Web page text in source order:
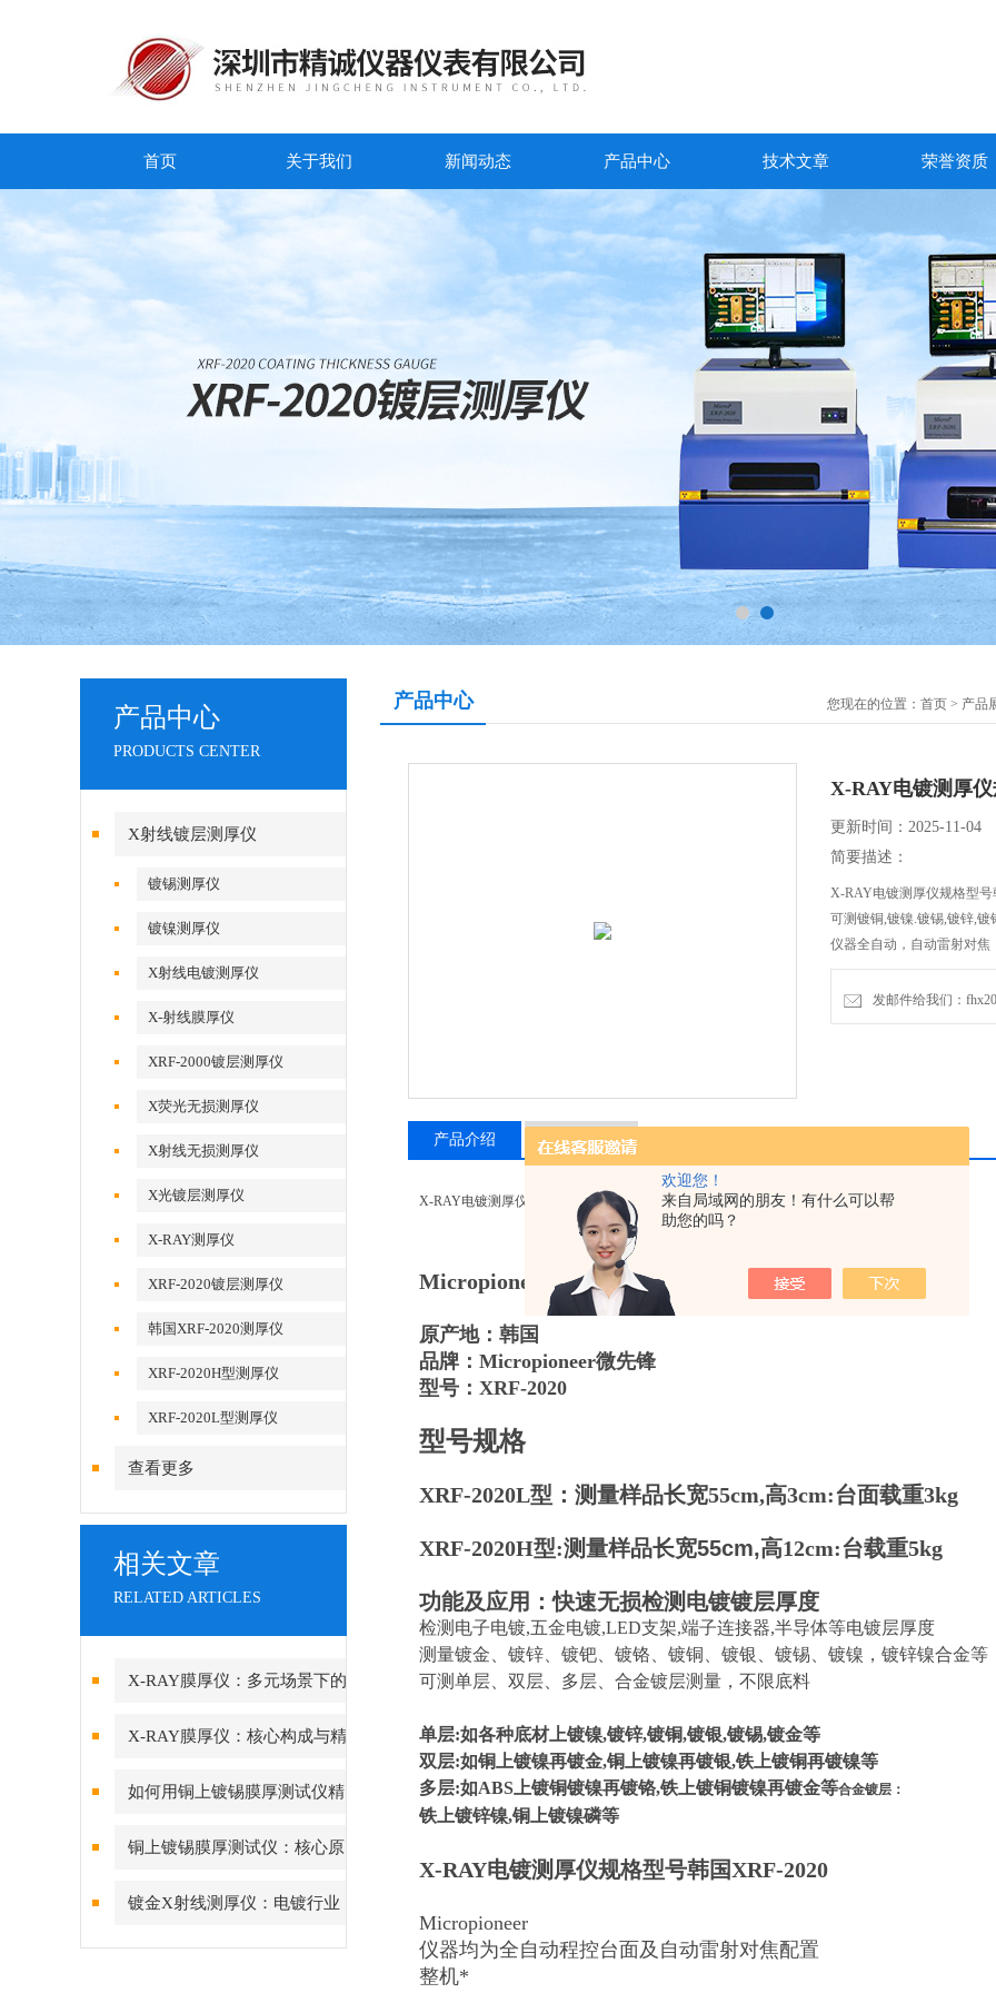
欢迎您！
来自局域网的朋友！有什么可以帮
助您的吗？
首页 关于我们 新闻动态 产品中心 技术文章 荣誉资质
产品中心
PRODUCTS CENTER
X射线镀层测厚仪
镀锡测厚仪
镀镍测厚仪
X射线电镀测厚仪
X-射线膜厚仪
XRF-2000镀层测厚仪
X荧光无损测厚仪
X射线无损测厚仪
X光镀层测厚仪
X-RAY测厚仪
XRF-2020镀层测厚仪
韩国XRF-2020测厚仪
XRF-2020H型测厚仪
XRF-2020L型测厚仪
查看更多
相关文章
RELATED ARTICLES
X-RAY膜厚仪：多元场景下的
精准检测边界
X-RAY膜厚仪：核心构成与精
密协作的科技密码
如何用铜上镀锡膜厚测试仪精
准管控PCB可焊性镀锡层的厚
铜上镀锡膜厚测试仪：核心原
理与精度差异深度解析
镀金X射线测厚仪：电镀行业
品质管控的“火眼金睛”
产品中心 您现在的位置： 首页 > 产品
X-RAY电镀测厚
更新时间：2025-11-04
简要描述：
X-RAY电镀测厚仪规格型号
可测镀铜,镀镍.镀锡,镀锌,
仪器全自动，自动雷射对焦
发邮件给我们：
产品介绍 留言询价
X-RAY电镀测厚仪规格型号韩国XRF-2020详细如下图所示
MicropioneerXRF-2020系列测厚仪
原产地：韩国
品牌：Micropioneer微先锋
型号：XRF-2020
型号规格
XRF-2020L型：测量样品长宽55cm,高3cm:台面载重3kg
XRF-2020H型:测量样品长宽55cm,高12cm:台载重5kg
功能及应用：快速无损检测电镀镀层厚度
检测电子电镀,五金电镀,LED支架,端子连接器,半导体等电镀层厚度
测量镀金、镀锌、镀钯、镀铬、镀铜、镀银、镀锡、镀镍，镀锌镍合金等
可测单层、双层、多层、合金镀层测量，不限底料
单层:如各种底材上镀镍,镀锌,镀铜,镀银,镀锡,镀金等
双层:如铜上镀镍再镀金,铜上镀镍再镀银,铁上镀铜再镀镍等
多层:如ABS上镀铜镀镍再镀铬,铁上镀铜镀镍再镀金等​合金镀层：
铁上镀锌镍,铜上镀镍磷等
X-RAY电镀测厚仪规格型号韩国XRF-2020
Micropioneer
仪器均为全自动程控台面及自动雷射对焦配置
整机*